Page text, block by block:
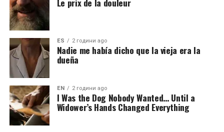
ES 2 години ago
Nadie me había dicho que la vieja era la
dueña
EN 2 години ago
I Was the Dog Nobody Wanted… Until a
Widower’s Hands Changed Everything